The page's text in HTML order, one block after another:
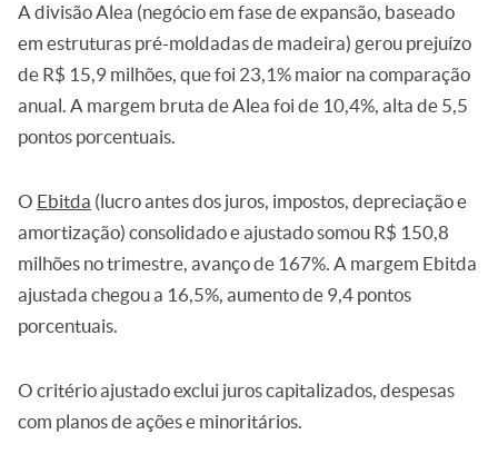
A divisão Alea (negócio em fase de expansão, baseado
em estruturas pré-moldadas de madeira) gerou prejuízo
de R$ 15,9 milhões, que foi 23,1% maior na comparação
anual. A margem bruta de Alea foi de 10,4%, alta de 5,5
pontos porcentuais.
O Ebitda (lucro antes dos juros, impostos, depreciação e
amortização) consolidado e ajustado somou R$ 150,8
milhões no trimestre, avanço de 167%. A margem Ebitda
ajustada chegou a 16,5%, aumento de 9,4 pontos
porcentuais.
O critério ajustado exclui juros capitalizados, despesas
com planos de ações e minoritários.